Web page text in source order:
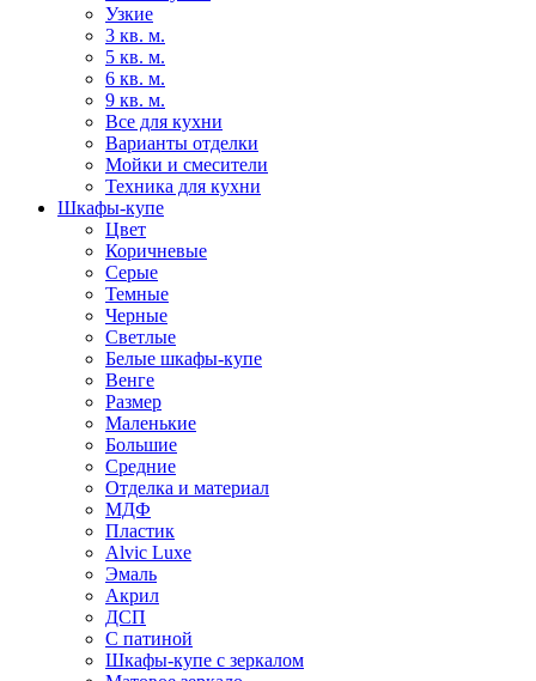
Узкие
3 кв. м.
5 кв. м.
6 кв. м.
9 кв. м.
Все для кухни
Варианты отделки
Мойки и смесители
Техника для кухни
Шкафы-купе
Цвет
Коричневые
Серые
Темные
Черные
Светлые
Белые шкафы-купе
Венге
Размер
Маленькие
Большие
Средние
Отделка и материал
МДФ
Пластик
Alvic Luxe
Эмаль
Акрил
ДСП
С патиной
Шкафы-купе с зеркалом